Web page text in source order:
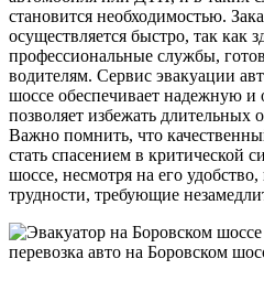
становится необходимостью.
осуществляется быстро, так как
профессиональные службы,
водителям. Сервис эвакуации
шоссе обеспечивает надежную
позволяет избежать длительных
Важно помнить, что
стать спасением в критической
шоссе, несмотря на его
трудности, требующие